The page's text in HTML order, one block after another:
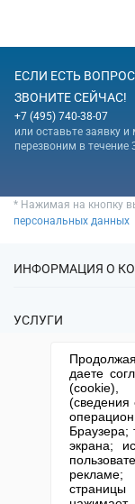
ЕСЛИ ЕСТЬ
ЗВОНИТЕ СЕЙЧАС!
+7 (495) 740-38-07
или оставьте заявку
перезвоним в течение
* Нажимая на кнопку
персональных данных
ИНФОРМАЦИЯ О
О нас
Спецпредложения
УСЛУГИ
Готовые фирмы
Продажа фирм
Регистрация
Ликвидация
Регистрация
Юридические
Открытие юр. лица
КОНТАКТНАЯ
+7 (495) 740-38-07
(По Москве)
Москва, ул.
дом 5, стр. 3
даете
(cookie),
(сведения
Браузера;
экрана;